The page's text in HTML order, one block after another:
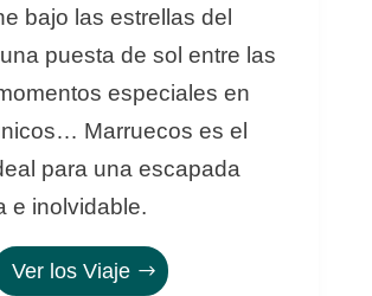
bajo las estrellas del
puesta de sol entre las
especiales en
Marruecos es el
para una escapada
e inolvidable.
Ver los Viaje